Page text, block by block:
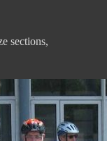
sections,